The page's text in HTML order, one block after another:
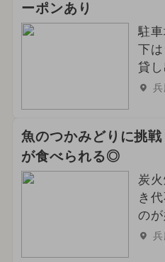
ーポンあり
駐
下
貸し
魚のつかみどりに挑
が食べられる◎
炭
き
のが